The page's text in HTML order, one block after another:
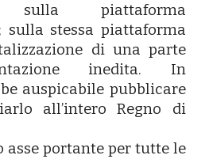
sulla piattaforma
sulla stessa piattaforma
di una parte
inedita. In
auspicabile pubblicare
all’intero Regno di
asse portante per tutte le